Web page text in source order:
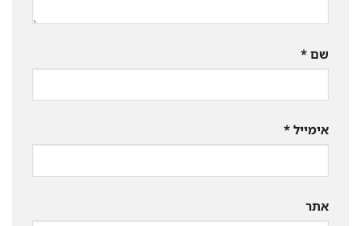
שם *
אימייל *
אתר